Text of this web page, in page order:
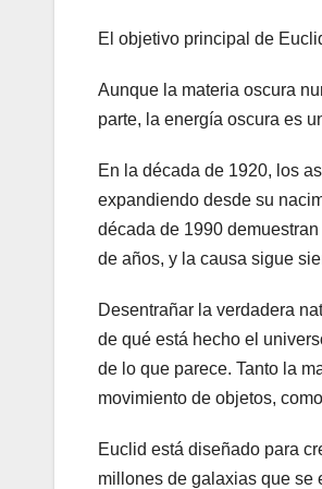
El objetivo principal de
Aunque la materia oscura
parte, la energía oscura es
En la década de 1920, los
expandiendo desde su
década de 1990
de años, y la causa sigue
Desentrañar la verdadera
de qué está hecho el
de lo que parece. Tanto la
movimiento de objetos,
Euclid está diseñado para
millones de galaxias que se